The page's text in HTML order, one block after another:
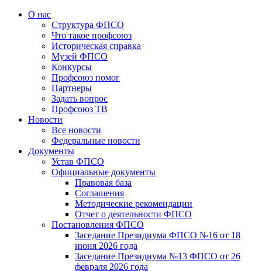
О нас
Структура ФПСО
Что такое профсоюз
Историческая справка
Музей ФПСО
Конкурсы
Профсоюз помог
Партнеры
Задать вопрос
Профсоюз ТВ
Новости
Все новости
Федеральные новости
Документы
Устав ФПСО
Официальные документы
Правовая база
Соглашения
Методические рекомендации
Отчет о деятельности ФПСО
Постановления ФПСО
Заседание Президиума ФПСО №16 от 18
июня 2026 года
Заседание Президиума №13 ФПСО от 26
февраля 2026 года